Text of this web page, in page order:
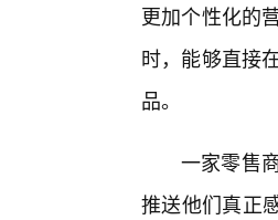
更加个性化的
时，能够直接
品。
一家零售
推送他们真正